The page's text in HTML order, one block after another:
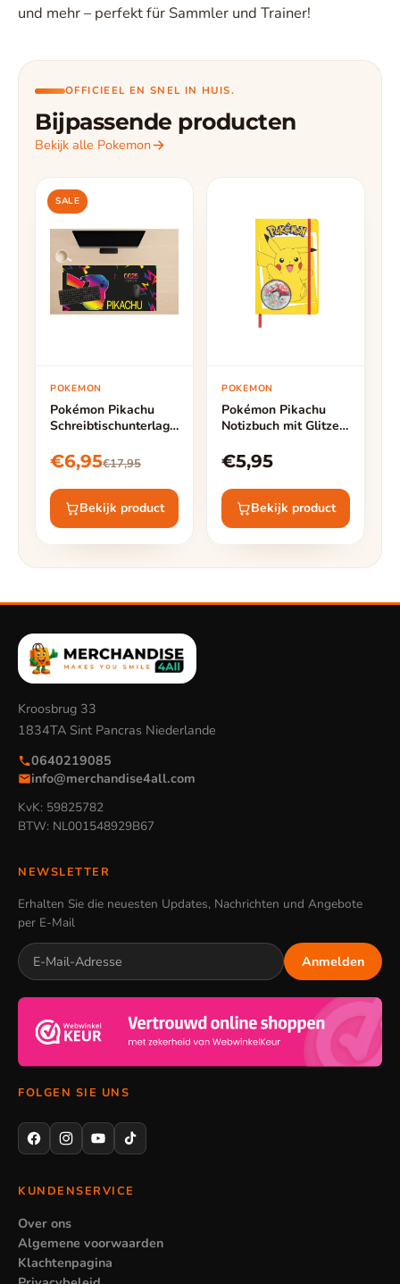
und mehr – perfekt für Sammler und Trainer!
OFFICIEEL EN SNEL IN HUIS.
Bijpassende producten
Bekijk alle Pokemon
SALE
POKEMON
Pokémon Pikachu
Schreibtischunterlage
Breite 40 cm Höhe
€6,95€17,95
Bekijk product
POKEMON
Pokémon Pikachu
Notizbuch mit Glitzer
– 160 Linierte Seiten
– Offizielle Pokémon
Merchandise
€5,95
Bekijk product
Kroosbrug 33
1834TA Sint Pancras Niederlande
0640219085
info@merchandise4all.com
KvK: 59825782
BTW: NL001548929B67
NEWSLETTER
Erhalten Sie die neuesten Updates, Nachrichten und Angebote
per E-Mail
Anmelden
FOLGEN SIE UNS
KUNDENSERVICE
Over ons
Algemene voorwaarden
Klachtenpagina